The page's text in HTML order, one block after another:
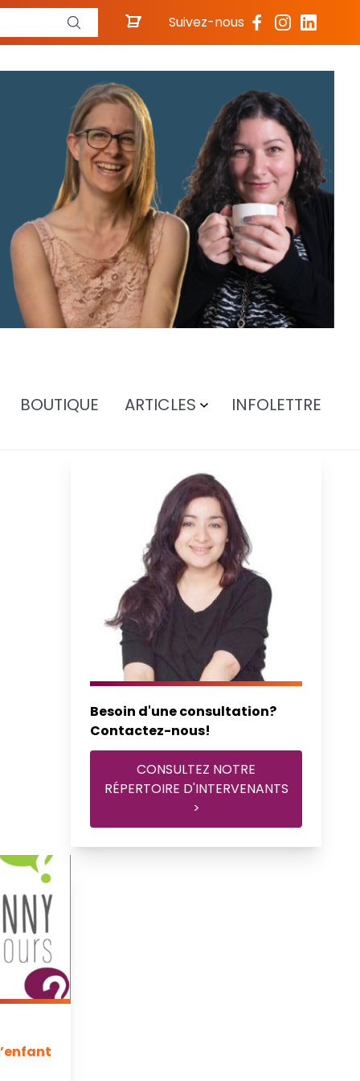
Suivez-nous
BOUTIQUE ARTICLES INFOLETTRE
Besoin d'une consultation?
Contactez-nous!
CONSULTEZ NOTRE
RÉPERTOIRE D'INTERVENANTS
>